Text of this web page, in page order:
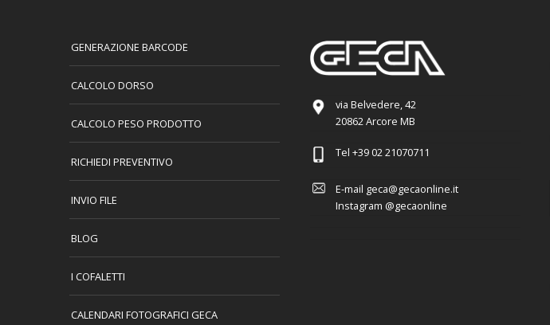
GENERAZIONE BARCODE
CALCOLO DORSO
CALCOLO PESO PRODOTTO
RICHIEDI PREVENTIVO
INVIO FILE
BLOG
I COFALETTI
CALENDARI FOTOGRAFICI GECA
via Belvedere, 42
20862 Arcore MB
Tel +39 02 21070711
E-mail geca@gecaonline.it
Instagram @gecaonline